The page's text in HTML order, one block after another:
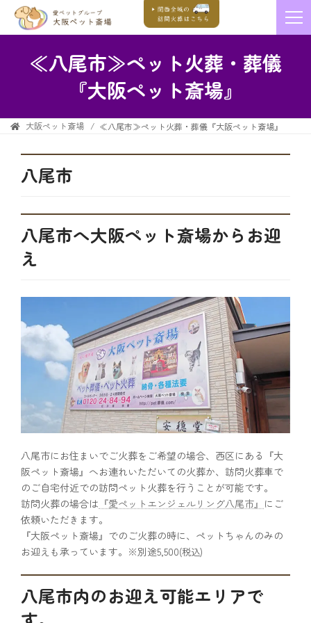
≪八尾市≫ペット火葬・葬儀
『大阪ペット斎場』
大阪ペット斎場 ≪八尾市≫ペット火葬・葬儀『大阪ペット斎場』
八尾市
八尾市へ大阪ペット斎場からお迎
え
八尾市にお住まいでご火葬をご希望の場合、西区にある『大
阪ペット斎場』へお連れいただいての火葬か、訪問火葬車で
のご自宅付近での訪問ペット火葬を行うことが可能です。
訪問火葬の場合は 『愛ペットエンジェルリング八尾市』 にご
依頼いただきます。
『大阪ペット斎場』でのご火葬の時に、ペットちゃんのみの
お迎えも承っています。※別途5,500(税込)
八尾市内のお迎え可能エリアで